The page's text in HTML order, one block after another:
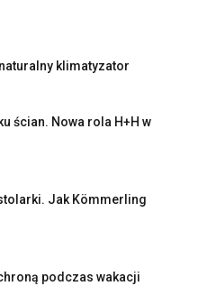
klimatyzator
ścian. Nowa rola H+H w
Jak Kömmerling
podczas wakacji